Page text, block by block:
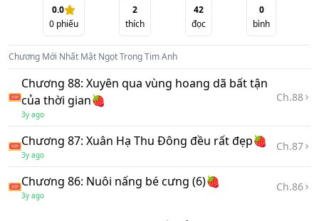
Nhà họ Ngu và nhà họ Giang thân nhau mấy đời.
Ngu Vãn từ nhỏ đã đi chơi chung với Giang Triệt, đi theo
phía sau cậu, mở miệng là kêu anh ngọt xớt.
Hai người đứng chung một chỗ cũng xứng đôi, người lớn vì
thế sớm đã định ra hôn ước.
Ngay cả cô bạn thân cũng trêu ghẹo: "Thanh mai trúc mã
hai nhỏ vô tư bọn cậu đều ngọt ngào hơn từ đồng phục
0.0
0 phiếu
2
thích
42
đọc
0
bình
Chương Mới Nhất Mật Ngọt Trong Tim Anh
Chương 88: Xuyên qua vùng hoang dã bất tận
của thời gian🍓
3y ago
Ch.88
Chương 87: Xuân Hạ Thu Đông đều rất đẹp🍓
3y ago
Ch.87
Chương 86: Nuôi nấng bé cưng (6)🍓
3y ago
Ch.86